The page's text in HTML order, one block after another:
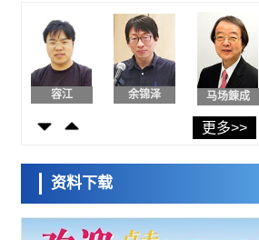
科学研究
夜景也能清晰呈现在纸上——日本“铁路摄影
迷”教授研发新技术
科学研究
【JST事业成果】开发低成本与低功耗的新型
AI处理器
日本科研费增设国际共同研究强化新类别，
经济・社会
铁道综研新任理事长芦谷公稔：依托超导和
防灾等核心优势服务社会
东京大学通过叶绿体基因组编辑技术强化碳
容江 余锦泽 马场錬成
日本科学未
流员
更多>>
资料下载